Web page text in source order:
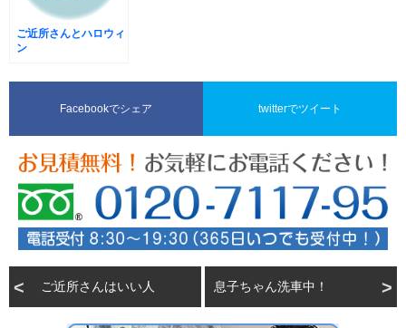
ご近所さんとハロウィ
ン
Facebookでシェア twitterでツイート
ご近所さんはいい人 息子ちゃん洗車中！